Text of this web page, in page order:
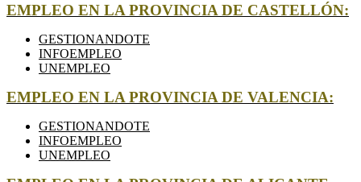
EMPLEO EN LA PROVINCIA DE CASTELLÓN:
GESTIONANDOTE
INFOEMPLEO
UNEMPLEO
EMPLEO EN LA PROVINCIA DE VALENCIA:
GESTIONANDOTE
INFOEMPLEO
UNEMPLEO